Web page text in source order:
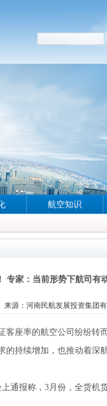
航空知识
专家：当前形势下航司有
来源： 河南民航发展投资集团
客座率的航空公司纷纷转
持续增加，也推动着深
通报称，3月份，全货机